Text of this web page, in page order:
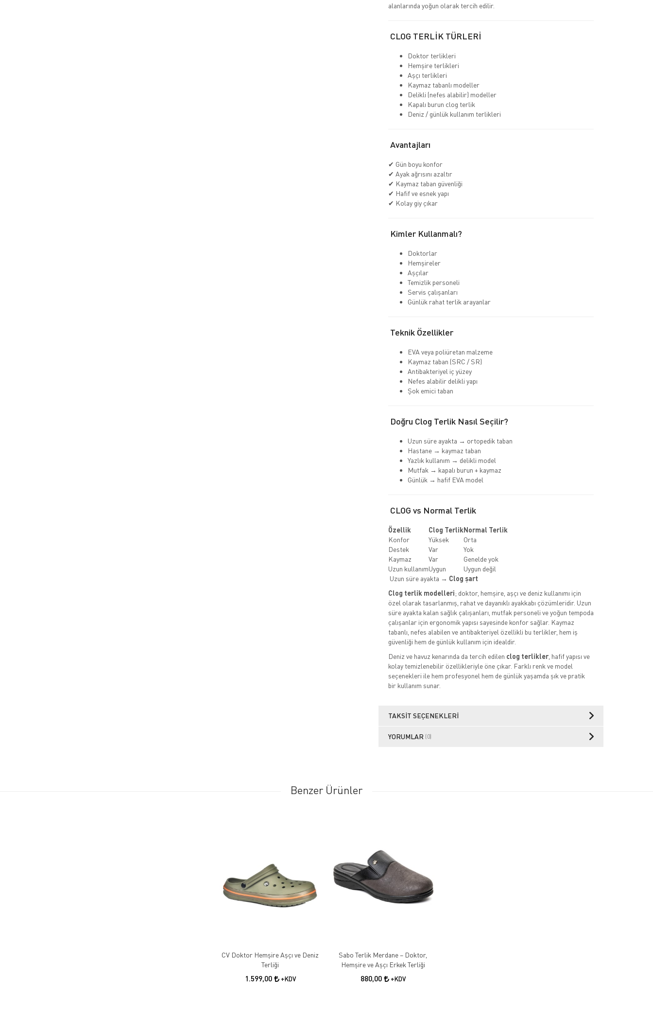
alanlarında yoğun olarak tercih edilir.
CLOG TERLİK TÜRLERİ
Doktor terlikleri
Hemşire terlikleri
Aşçı terlikleri
Kaymaz tabanlı modeller
Delikli (nefes alabilir) modeller
Kapalı burun clog terlik
Deniz / günlük kullanım terlikleri
Avantajları
✔ Gün boyu konfor
✔ Ayak ağrısını azaltır
✔ Kaymaz taban güvenliği
✔ Hafif ve esnek yapı
✔ Kolay giy çıkar
Kimler Kullanmalı?
Doktorlar
Hemşireler
Aşçılar
Temizlik personeli
Servis çalışanları
Günlük rahat terlik arayanlar
Teknik Özellikler
EVA veya poliüretan malzeme
Kaymaz taban (SRC / SR)
Antibakteriyel iç yüzey
Nefes alabilir delikli yapı
Şok emici taban
Doğru Clog Terlik Nasıl Seçilir?
Uzun süre ayakta → ortopedik taban
Hastane → kaymaz taban
Yazlık kullanım → delikli model
Mutfak → kapalı burun + kaymaz
Günlük → hafif EVA model
CLOG vs Normal Terlik
Özellik Clog TerlikNormal Terlik
Konfor
Yüksek
Orta
Destek
Var
Yok
Kaymaz
Var
Genelde yok
Uzun kullanımUygun
Uygun değil
Uzun süre ayakta → Clog şart
Clog terlik modelleri; doktor, hemşire, aşçı ve deniz kullanımı için
özel olarak tasarlanmış, rahat ve dayanıklı ayakkabı çözümleridir. Uzun
süre ayakta kalan sağlık çalışanları, mutfak personeli ve yoğun tempoda
çalışanlar için ergonomik yapısı sayesinde konfor sağlar. Kaymaz
tabanlı, nefes alabilen ve antibakteriyel özellikli bu terlikler, hem iş
güvenliği hem de günlük kullanım için idealdir.
Deniz ve havuz kenarında da tercih edilen clog terlikler, hafif yapısı ve
kolay temizlenebilir özellikleriyle öne çıkar. Farklı renk ve model
seçenekleri ile hem profesyonel hem de günlük yaşamda şık ve pratik
bir kullanım sunar.
TAKSIT SEÇENEKLERI
YORUMLAR (0)
Benzer Ürünler
CV Doktor Hemşire Aşçı ve Deniz
Terliği
1.599,00 +KDV
Sabo Terlik Merdane – Doktor,
Hemşire ve Aşçı Erkek Terliği
880,00 +KDV